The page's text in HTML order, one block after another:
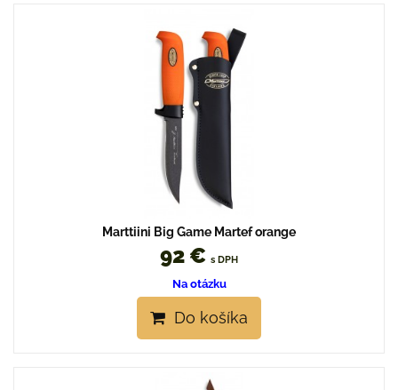
Marttiini Big Game Martef orange
92 € s DPH
Na otázku
Do košíka